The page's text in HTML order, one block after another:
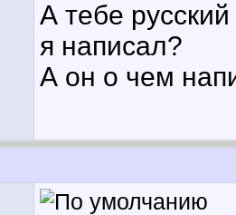
А тебе
я написал?
А он о чем